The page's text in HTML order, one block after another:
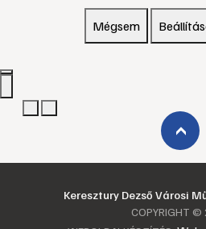
Mégsem
›
Keresztury Dezső Városi
COPYRIGHT ©